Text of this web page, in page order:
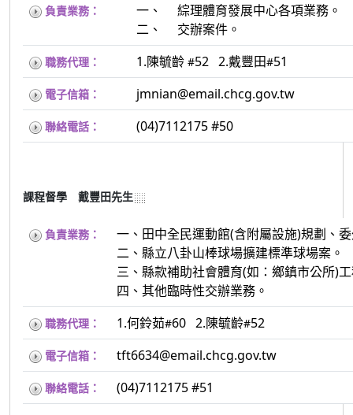
負責業務：
一、 綜理體育發展中心各項業務。
二、 交辦案件。
職務代理： 1.陳毓齡 #52 2.戴豐田#51
電子信箱： jmnian@email.chcg.gov.tw
聯絡電話： (04)7112175 #50
課程督學 戴豐田先生
負責業務：
一、田中全民運動館(含附屬設施)規劃、
二、縣立八卦山棒球場擴建標準球場案。
三、縣款補助社會體育(如：鄉鎮市公所)
四、其他臨時性交辦業務。
職務代理： 1.何鈴茹#60 2.陳毓齡#52
電子信箱： tft6634@email.chcg.gov.tw
聯絡電話： (04)7112175 #51